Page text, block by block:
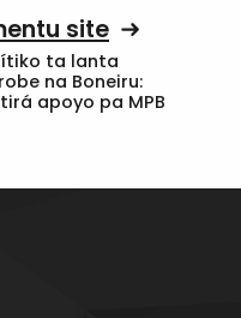
site
ta lanta
na Boneiru:
apoyo pa MPB